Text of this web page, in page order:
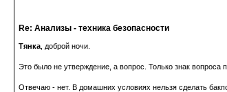
Re: Анализы - техника безопасности
Тянка , доброй ночи.
Это было не утверждение, а вопрос. Только знак вопроса
Отвечаю - нет. В домашних условиях нельзя сделать